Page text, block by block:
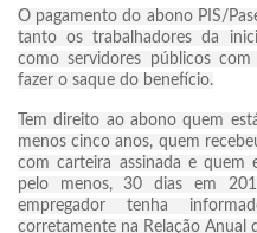
O pagamento do abono PIS/
tanto os trabalhadores da
como servidores públicos
fazer o saque do benefício.
Tem direito ao abono quem
menos cinco anos, quem
com carteira assinada e quem
pelo menos, 30 dias em
empregador tenha
corretamente na Relação Anual